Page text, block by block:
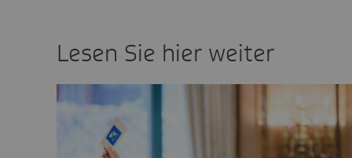
Lesen Sie hier weiter